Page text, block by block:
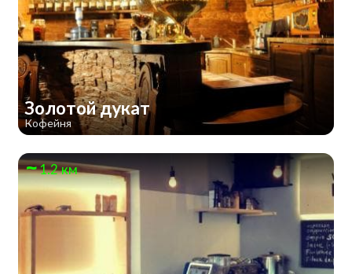
Золотой дукат
Кофейня
1.2 км